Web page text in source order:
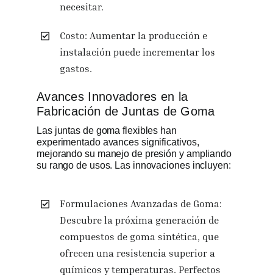
necesitar.
Costo: Aumentar la producción e
instalación puede incrementar los
gastos.
Avances Innovadores en la
Fabricación de Juntas de Goma
Las juntas de goma flexibles han
experimentado avances significativos,
mejorando su manejo de presión y ampliando
su rango de usos. Las innovaciones incluyen:
Formulaciones Avanzadas de Goma:
Descubre la próxima generación de
compuestos de goma sintética, que
ofrecen una resistencia superior a
químicos y temperaturas. Perfectos